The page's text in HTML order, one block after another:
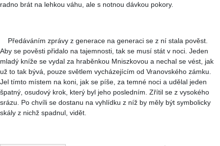
radno brát na lehkou váhu, ale s notnou dávkou pokory.
Předáváním zprávy z generace na generaci se z ní stala pověst.
Aby se pověsti přidalo na tajemnosti, tak se musí stát v noci. Jeden
mladý kníže se vydal za hraběnkou Mniszkovou a nechal se vést, jak
už to tak bývá, pouze světlem vycházejícím od Vranovského zámku.
Jel tímto místem na koni, jak se píše, za temné noci a udělal jeden
špatný, osudový krok, který byl jeho posledním. Zřítil se z vysokého
srázu. Po chvíli se dostanu na vyhlídku z níž by měly být symbolicky
skály z nichž spadnul, vidět.